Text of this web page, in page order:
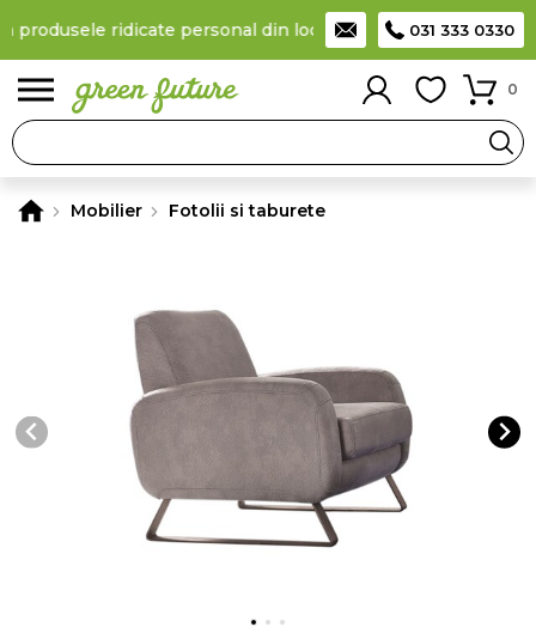
produsele ridicate personal din locker Taxă de livrare 11,99
031 333 0330
0
Mobilier Fotolii si taburete